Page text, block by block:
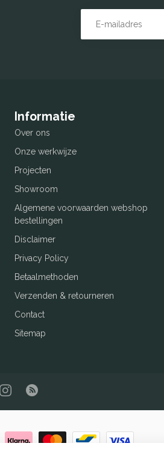
Informatie
Over ons
Onze werkwijze
Projecten
Showroom
Algemene voorwaarden webshop
bestellingen
Disclaimer
Privacy Policy
Betaalmethoden
Verzenden & retourneren
Contact
Sitemap